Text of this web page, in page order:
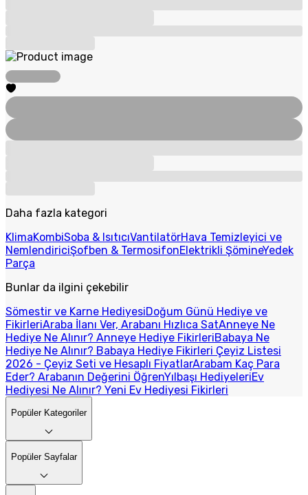
Daha fazla kategori
KlimaKombiSoba & IsıtıcıVantilatörHava Temizleyici ve
NemlendiriciŞofben & TermosifonElektrikli ŞömineYedek
Parça
Bunlar da ilgini çekebilir
Sömestir ve Karne HediyesiDoğum Günü Hediye ve
FikirleriAraba İlanı Ver, Arabanı Hızlıca SatAnneye Ne
Hediye Ne Alınır? Anneye Hediye FikirleriBabaya Ne
Hediye Ne Alınır? Babaya Hediye Fikirleri Çeyiz Listesi
2026 - Çeyiz Seti ve Hesaplı FiyatlarArabam Kaç Para
Eder? Arabanın Değerini ÖğrenYılbaşı HediyeleriEv
Hediyesi Ne Alınır? Yeni Ev Hediyesi Fikirleri
Popüler Kategoriler
Popüler Sayfalar